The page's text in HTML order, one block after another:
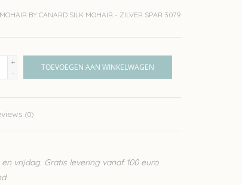
MOHAIR BY CANARD SILK MOHAIR - ZILVER SPAR 3079
+
-
TOEVOEGEN AAN WINKELWAGEN
(0)
vrijdag. Gratis levering vanaf 100 euro